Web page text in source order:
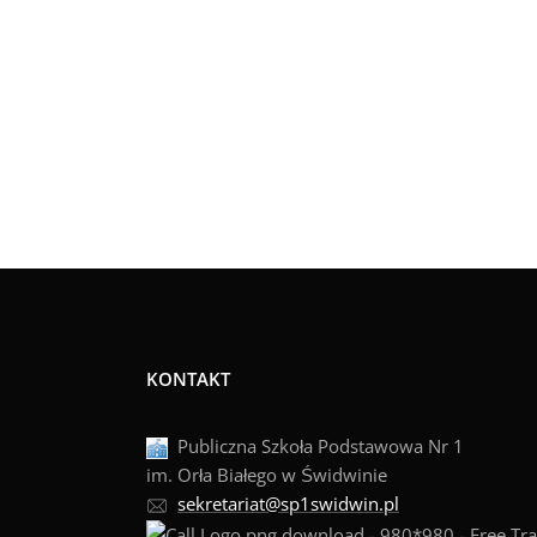
KONTAKT
Publiczna Szkoła Podstawowa Nr 1
im. Orła Białego w Świdwinie
sekretariat@sp1swidwin.pl